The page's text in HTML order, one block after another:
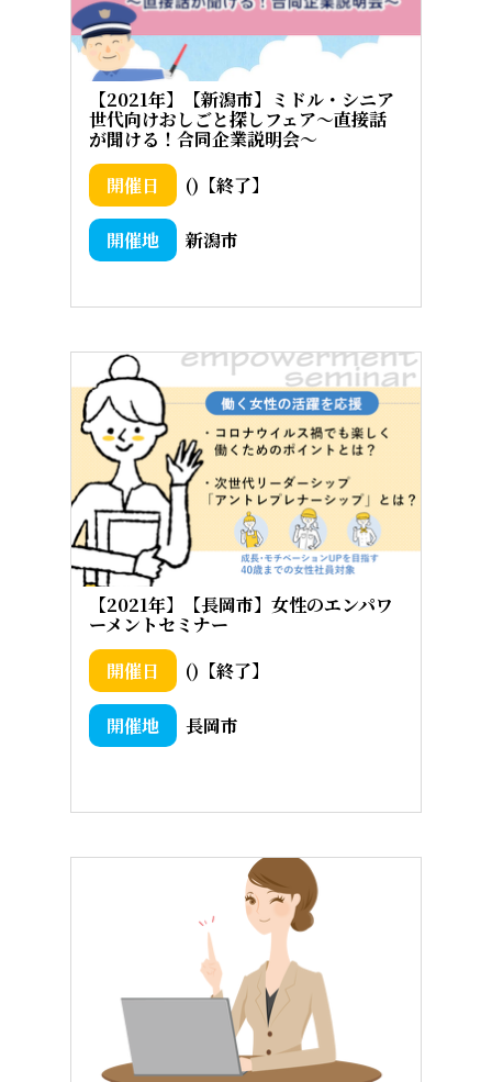
【2021年】【新潟市】ミドル・シニア
世代向けおしごと探しフェア～直接話
が聞ける！合同企業説明会～
()【終了】
新潟市
【2021年】【長岡市】女性のエンパワ
ーメントセミナー
()【終了】
長岡市